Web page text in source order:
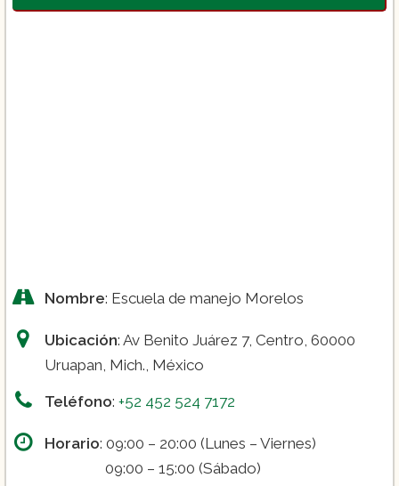
Nombre: Escuela de manejo Morelos
Ubicación: Av Benito Juárez 7, Centro, 60000
Uruapan, Mich., México
Teléfono: +52 452 524 7172
Horario: 09:00 – 20:00 (Lunes – Viernes)
09:00 – 15:00 (Sábado)